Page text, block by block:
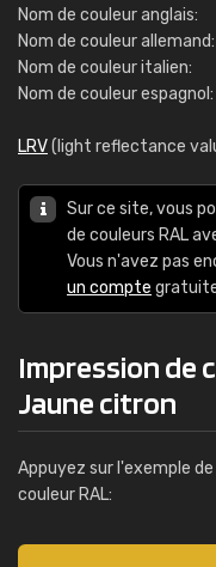
Nom de couleur anglais:
Nom de couleur allemand:
Nom de couleur italien:
Nom de couleur espagnol:
LRV(light reflectance
Sur ce site, vous
de couleurs RAL
Vous n'avez pas
un compte
Impression de
Jaune citron
Appuyez sur l'exemple
couleur RAL: